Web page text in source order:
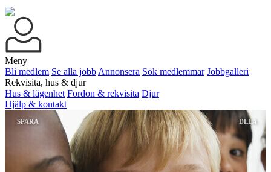
Meny
Bli medlem Se alla jobb Annonsera Sök medlemmar Jobbgalleri
Rekvisita, hus & djur
Hus & lägenhet Fordon & rekvisita Djur
Hjälp & kontakt
SPARA DELA